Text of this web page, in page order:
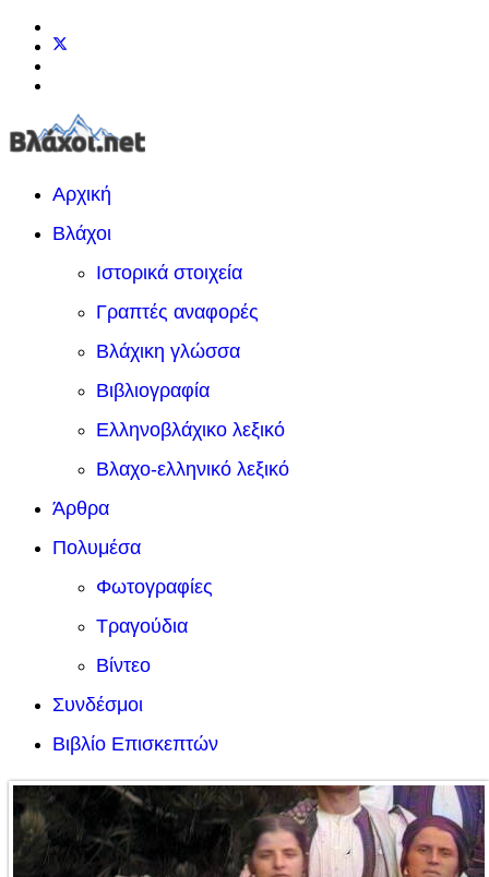
Αρχική
Βλάχοι
Ιστορικά στοιχεία
Γραπτές αναφορές
Βλάχικη γλώσσα
Βιβλιογραφία
Ελληνοβλάχικο λεξικό
Βλαχο-ελληνικό λεξικό
Άρθρα
Πολυμέσα
Φωτογραφίες
Τραγούδια
Βίντεο
Συνδέσμοι
Βιβλίο Επισκεπτών